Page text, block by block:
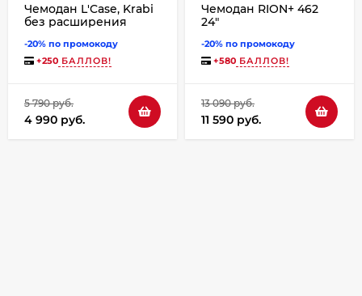
Чемодан L'Case, Krabi
без расширения
-20% по промокоду
+250 БАЛЛОВ!
5 790 руб.
4 990 руб.
Чемодан RION+ 462
24"
-20% по промокоду
+580 БАЛЛОВ!
13 090 руб.
11 590 руб.